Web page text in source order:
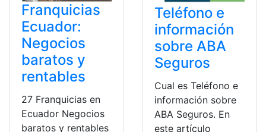
Franquicias
Ecuador:
Negocios
baratos y
rentables
27 Franquicias en
Ecuador Negocios
baratos y rentables
Teléfono e
información
sobre ABA
Seguros
Cual es Teléfono e
información sobre
ABA Seguros. En
este artículo